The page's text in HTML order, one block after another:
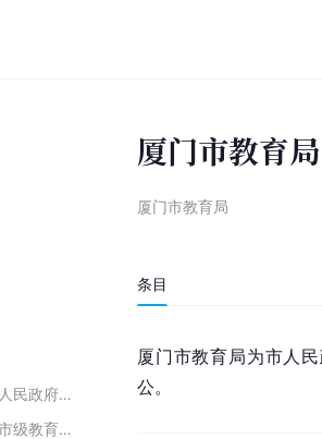
福建省厦门市人民政府工作部门
福建省境内的市级教育局
厦门市教育局
厦门市教育局
条目
厦门市教育局为市人
公。